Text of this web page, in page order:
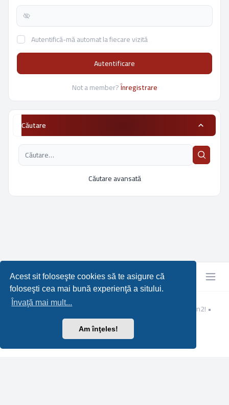
Acest sit foloseşte cookies să te asigure că
foloseşti cea mai bună experienţă a sitului.
Învaţă mai mult...
Am înţeles!
Autentifică-mă automat la fiecare vizită
Autentificare
Not a member?Înregistrare
Căutare
Căutare avansată
Resurse Metin2 GRATUITE pentru Serverul tau Privat de Metin2! •
Leenoz
Translation/Traducere:MX-Publisher CMS
Confidențialitate|Termeni|Ora este UTC UTC